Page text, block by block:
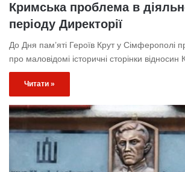
Кримська проблема в
періоду Директорії
До Дня пам’яті Героїв Крут у Сімферополі
про маловідомі історичні сторінки
Читати »